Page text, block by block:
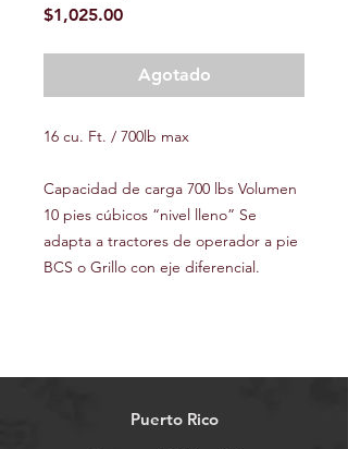
$1,025.00Precio
Agotado
16 cu. Ft. / 700lb max
Capacidad de carga 700 lbs Volumen
10 pies cúbicos “nivel lleno” Se
adapta a tractores de operador a pie
BCS o Grillo con eje diferencial.
Puerto Rico